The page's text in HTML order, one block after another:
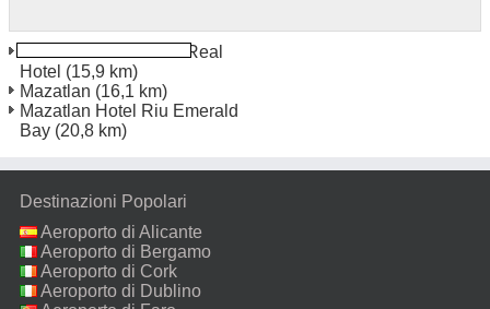
Mexico Città Camino Real
Hotel (15,9 km)
Mazatlan (16,1 km)
Mazatlan Hotel Riu Emerald
Bay (20,8 km)
Destinazioni Popolari
Aeroporto di Alicante
Aeroporto di Bergamo
Aeroporto di Cork
Aeroporto di Dublino